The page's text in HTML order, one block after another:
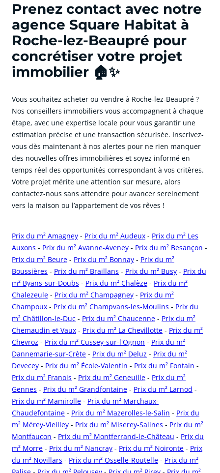
Prenez contact avec notre
agence Square Habitat à
Roche-lez-Beaupré pour
concrétiser votre projet
immobilier 🏠✨
Vous souhaitez acheter ou vendre à Roche-lez-Beaupré ?
Nos conseillers immobiliers vous accompagnent à chaque
étape, avec une expertise locale pour vous garantir une
estimation précise et une transaction sécurisée. Inscrivez-
vous dès maintenant à nos alertes pour ne rien manquer
des nouvelles offres immobilières et soyez informé en
temps réel des opportunités correspondant à vos critères.
Votre projet mérite une attention sur mesure, alors
contactez-nous sans attendre pour avancer sereinement
vers la maison ou l’appartement de vos rêves !
Prix du m² Amagney - Prix du m² Audeux - Prix du m² Les
Auxons - Prix du m² Avanne-Aveney - Prix du m² Besançon -
Prix du m² Beure - Prix du m² Bonnay - Prix du m²
Boussières - Prix du m² Braillans - Prix du m² Busy - Prix du
m² Byans-sur-Doubs - Prix du m² Chalèze - Prix du m²
Chalezeule - Prix du m² Champagney - Prix du m²
Champoux - Prix du m² Champvans-les-Moulins - Prix du
m² Châtillon-le-Duc - Prix du m² Chaucenne - Prix du m²
Chemaudin et Vaux - Prix du m² La Chevillotte - Prix du m²
Chevroz - Prix du m² Cussey-sur-l'Ognon - Prix du m²
Dannemarie-sur-Crète - Prix du m² Deluz - Prix du m²
Devecey - Prix du m² École-Valentin - Prix du m² Fontain -
Prix du m² Franois - Prix du m² Geneuille - Prix du m²
Gennes - Prix du m² Grandfontaine - Prix du m² Larnod -
Prix du m² Mamirolle - Prix du m² Marchaux-
Chaudefontaine - Prix du m² Mazerolles-le-Salin - Prix du
m² Mérey-Vieilley - Prix du m² Miserey-Salines - Prix du m²
Montfaucon - Prix du m² Montferrand-le-Château - Prix du
m² Morre - Prix du m² Nancray - Prix du m² Noironte - Prix
du m² Novillars - Prix du m² Osselle-Routelle - Prix du m²